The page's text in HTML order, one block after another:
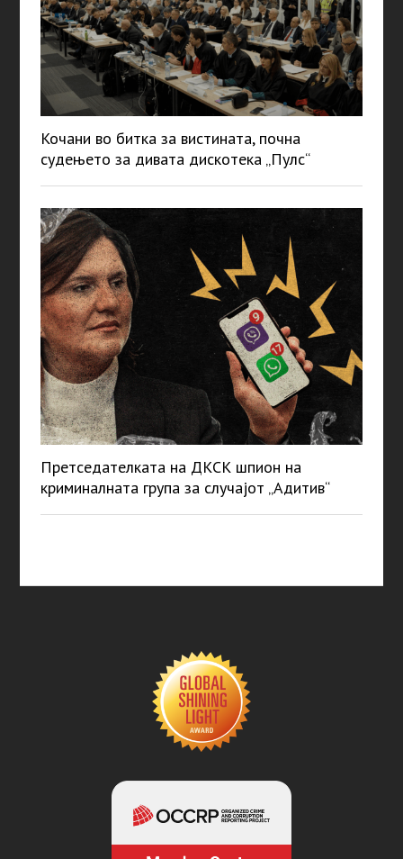
Кочани во битка за вистината, почна
судењето за дивата дискотека „Пулс“
Претседателката на ДКСК шпион на
криминалната група за случајот „Адитив“